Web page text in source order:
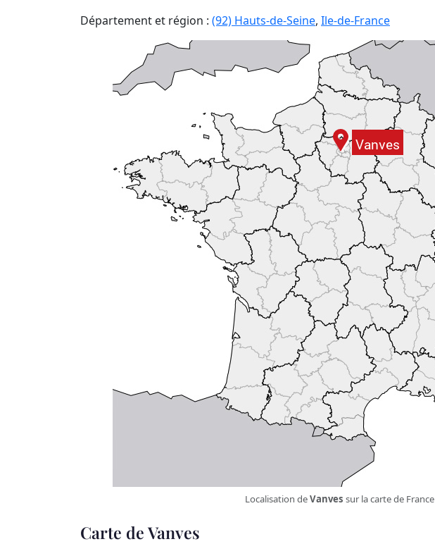
Département et région : (92) Hauts-de-Seine, Ile-de-France
Localisation deVanves sur la carte de France
Carte de Vanves